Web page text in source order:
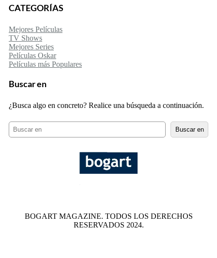
CATEGORÍAS
Mejores Películas
TV Shows
Mejores Series
Películas Oskar
Películas más Populares
Buscar en
¿Busca algo en concreto? Realice una búsqueda a continuación.
c
a
r
Buscar en
BOGART MAGAZINE. TODOS LOS DERECHOS
RESERVADOS 2024.